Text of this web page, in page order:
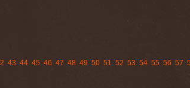
43 44 45 46 47 48 49 50 51 52 53 54 55 56 57